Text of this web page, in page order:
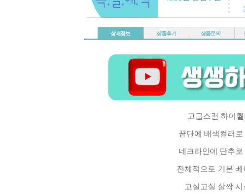
고급스런 하이
끝단에 배색컬러
네크라인에 단추
전체적으로 기본
고실고실 살짝